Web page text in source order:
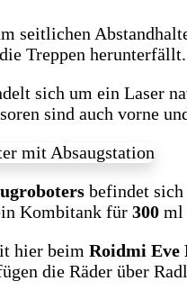
seitlichen
Treppen herunterfällt.
sich um ein Laser
sind auch vorne
befindet
Kombitank für 300 ml
hier beim Roidmi Eve
die Räder über